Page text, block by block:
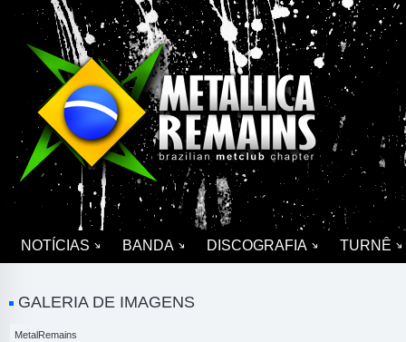
NOTÍCIAS BANDA DISCOGRAFIA TURNÊ
GALERIA DE IMAGENS
MetalRemains